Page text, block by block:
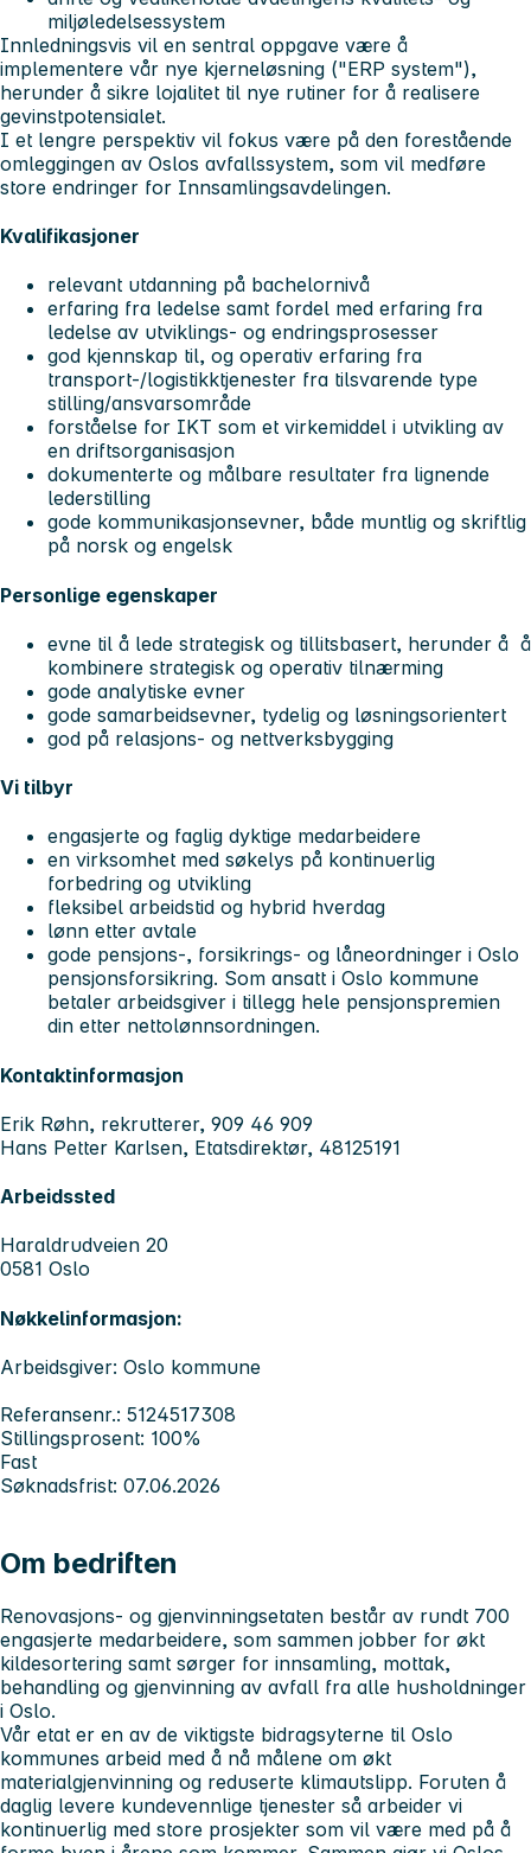
miljøledelsessystem
Innledningsvis vil en sentral oppgave være å
implementere vår nye kjerneløsning ("ERP system"),
herunder å sikre lojalitet til nye rutiner for å realisere
gevinstpotensialet.
I et lengre perspektiv vil fokus være på den forestående
omleggingen av Oslos avfallssystem, som vil medføre
store endringer for Innsamlingsavdelingen.
Kvalifikasjoner
relevant utdanning på bachelornivå
erfaring fra ledelse samt fordel med erfaring fra
ledelse av utviklings- og endringsprosesser
god kjennskap til, og operativ erfaring fra
transport-/logistikktjenester fra tilsvarende type
stilling/ansvarsområde
forståelse for IKT som et virkemiddel i utvikling av
en driftsorganisasjon
dokumenterte og målbare resultater fra lignende
lederstilling
gode kommunikasjonsevner, både muntlig og skriftlig
på norsk og engelsk
Personlige egenskaper
evne til å lede strategisk og tillitsbasert, herunder å å
kombinere strategisk og operativ tilnærming
gode analytiske evner
gode samarbeidsevner, tydelig og løsningsorientert
god på relasjons- og nettverksbygging
Vi tilbyr
engasjerte og faglig dyktige medarbeidere
en virksomhet med søkelys på kontinuerlig
forbedring og utvikling
fleksibel arbeidstid og hybrid hverdag
lønn etter avtale
gode pensjons-, forsikrings- og låneordninger i Oslo
pensjonsforsikring. Som ansatt i Oslo kommune
betaler arbeidsgiver i tillegg hele pensjonspremien
din etter nettolønnsordningen.
Kontaktinformasjon
Erik Røhn, rekrutterer, 909 46 909
Hans Petter Karlsen, Etatsdirektør, 48125191
Arbeidssted
Haraldrudveien 20
0581 Oslo
Nøkkelinformasjon:
Arbeidsgiver: Oslo kommune
Referansenr.: 5124517308
Stillingsprosent: 100%
Fast
Søknadsfrist: 07.06.2026
Om bedriften
Renovasjons- og gjenvinningsetaten består av rundt 700
engasjerte medarbeidere, som sammen jobber for økt
kildesortering samt sørger for innsamling, mottak,
behandling og gjenvinning av avfall fra alle husholdninger
i Oslo.
Vår etat er en av de viktigste bidragsyterne til Oslo
kommunes arbeid med å nå målene om økt
materialgjenvinning og reduserte klimautslipp. Foruten å
daglig levere kundevennlige tjenester så arbeider vi
kontinuerlig med store prosjekter som vil være med på å